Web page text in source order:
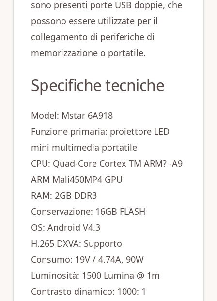
sono presenti porte USB doppie, che
possono essere utilizzate per il
collegamento di periferiche di
memorizzazione o portatile.
Specifiche tecniche
Model: Mstar 6A918
Funzione primaria: proiettore LED
mini multimedia portatile
CPU: Quad-Core Cortex TM ARM? -A9
ARM Mali450MP4 GPU
RAM: 2GB DDR3
Conservazione: 16GB FLASH
OS: Android V4.3
H.265 DXVA: Supporto
Consumo: 19V / 4.74A, 90W
Luminosità: 1500 Lumina @ 1m
Contrasto dinamico: 1000: 1